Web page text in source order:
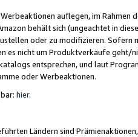
auflegen, im
behält sich (ungeachtet in
oder zu modifizieren.
es nicht um Produktverkäufe
entsprechen, und laut
oder Werbeaktionen.
hier.
Ländern sind